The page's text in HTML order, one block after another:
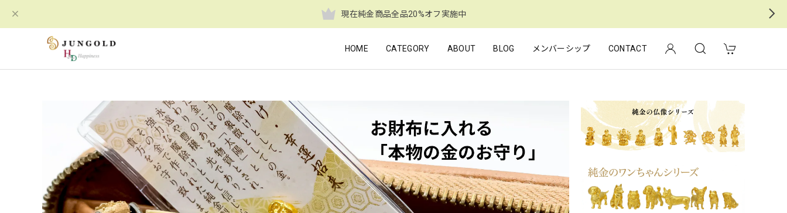
現在純金商品全品20%オフ実施中
HOME CATEGORY ABOUT BLOG メンバーシップ CONTACT